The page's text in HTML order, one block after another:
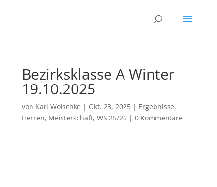
Bezirksklasse A Winter
19.10.2025
von Karl Woischke | Okt. 23, 2025| Ergebnisse,
Herren, Meisterschaft, WS 25/26| 0 Kommentare